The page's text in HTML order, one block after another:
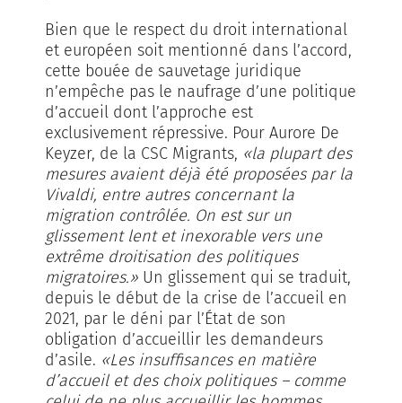
Bien que le respect du droit international
et européen soit mentionné dans l’accord,
cette bouée de sauvetage juridique
n’empêche pas le naufrage d’une politique
d’accueil dont l’approche est
exclusivement répressive. Pour Aurore De
Keyzer, de la CSC Migrants, «la plupart des
mesures avaient déjà été proposées par la
Vivaldi, entre autres concernant la
migration contrôlée. On est sur un
glissement lent et inexorable vers une
extrême droitisation des politiques
migratoires.» Un glissement qui se traduit,
depuis le début de la crise de l’accueil en
2021, par le déni par l’État de son
obligation d’accueillir les demandeurs
d’asile. «Les insuffisances en matière
d’accueil et des choix politiques – comme